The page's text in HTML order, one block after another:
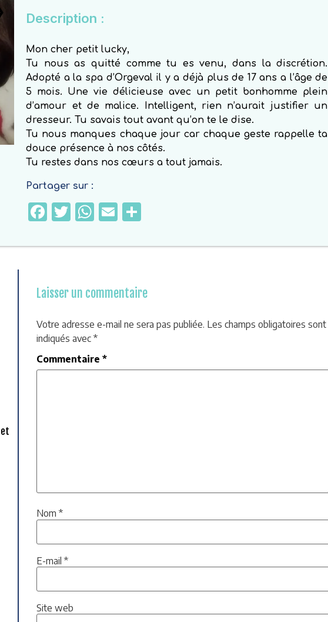
Description :
Mon cher petit lucky,
Tu nous as quitté comme tu es venu, dans la discrétion.
Adopté a la spa d’Orgeval il y a déjà plus de 17 ans a l’âge de
5 mois. Une vie délicieuse avec un petit bonhomme plein
d’amour et de malice. Intelligent, rien n’aurait justifier un
dresseur. Tu savais tout avant qu’on te le dise.
Tu nous manques chaque jour car chaque geste rappelle ta
douce présence à nos côtés.
Tu restes dans nos cœurs a tout jamais.
Partager sur :
Facebook
Twitter
WhatsApp
Email
Laisser un commentaire
Votre adresse e-mail ne sera pas publiée. Les champs obligatoires sont
indiqués avec*
Commentaire*
Nom*
E-mail*
Site web